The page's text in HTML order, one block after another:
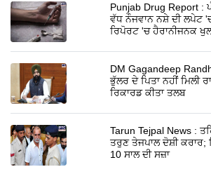
Punjab Drug Report :
ਵੱਧ ਨੌਜਵਾਨ ਨਸ਼ੇ ਦੀ ਲਪੇਟ
ਰਿਪੋਰਟ 'ਚ ਹੈਰਾਨੀਜਨਕ
DM Gagandeep
ਭੁੱਲਰ ਦੇ ਪਿਤਾ ਨਹੀਂ ਮਿਲੀ
ਰਿਕਾਰਡ ਕੀਤਾ ਤਲਬ
Tarun Tejpal News :
ਤਰੁਣ ਤੇਜਪਾਲ ਦੋਸ਼ੀ ਕਰਾਰ;
10 ਸਾਲ ਦੀ ਸਜ਼ਾ